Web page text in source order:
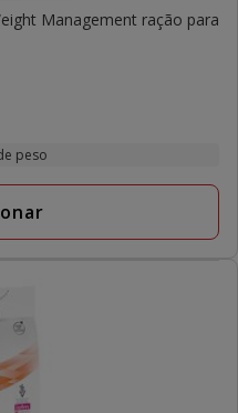
Management ração para
peso